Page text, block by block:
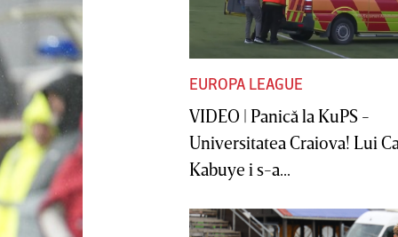
EUROPA LEAGUE
VIDEO | Panică la KuPS -
Universitatea Craiova! Lui
Kabuye i s-a...